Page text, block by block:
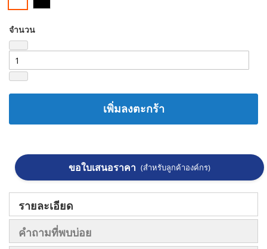
จำนวน
เพิ่มลงตะกร้า
ขอใบเสนอราคา (สำหรับลูกค้าองค์กร)
รายละเอียด
คำถามที่พบบ่อย